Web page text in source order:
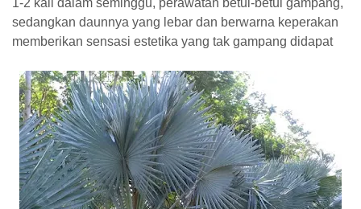
1-2 kali dalam seminggu, perawatan betul-betul gampang,
sedangkan daunnya yang lebar dan berwarna keperakan
memberikan sensasi estetika yang tak gampang didapat